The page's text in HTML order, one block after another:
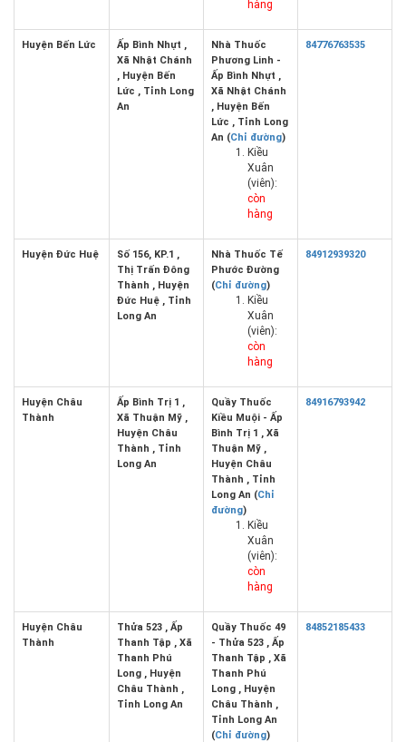
hàng
Huyện Bến Lức
Ấp Bình Nhựt ,
Xã Nhật Chánh
, Huyện Bến
Lức , Tỉnh Long
An
Nhà Thuốc
Phương Linh -
Ấp Bình Nhựt ,
Xã Nhật Chánh
, Huyện Bến
Lức , Tỉnh Long
An (Chỉ đường)
Kiều
Xuân
(viên):
còn
hàng
84776763535
Huyện Đức Huệ
Số 156, KP.1 ,
Thị Trấn Đông
Thành , Huyện
Đức Huệ , Tỉnh
Long An
Nhà Thuốc Tế
Phước Đường
(Chỉ đường)
Kiều
Xuân
(viên):
còn
hàng
84912939320
Huyện Châu
Thành
Ấp Bình Trị 1 ,
Xã Thuận Mỹ ,
Huyện Châu
Thành , Tỉnh
Long An
Quầy Thuốc
Kiều Muội - Ấp
Bình Trị 1 , Xã
Thuận Mỹ ,
Huyện Châu
Thành , Tỉnh
Long An (Chỉ
đường)
Kiều
Xuân
(viên):
còn
hàng
84916793942
Huyện Châu
Thành
Thửa 523 , Ấp
Thanh Tập , Xã
Thanh Phú
Long , Huyện
Châu Thành ,
Tỉnh Long An
Quầy Thuốc 49
- Thửa 523 , Ấp
Thanh Tập , Xã
Thanh Phú
Long , Huyện
Châu Thành ,
Tỉnh Long An
(Chỉ đường)
84852185433